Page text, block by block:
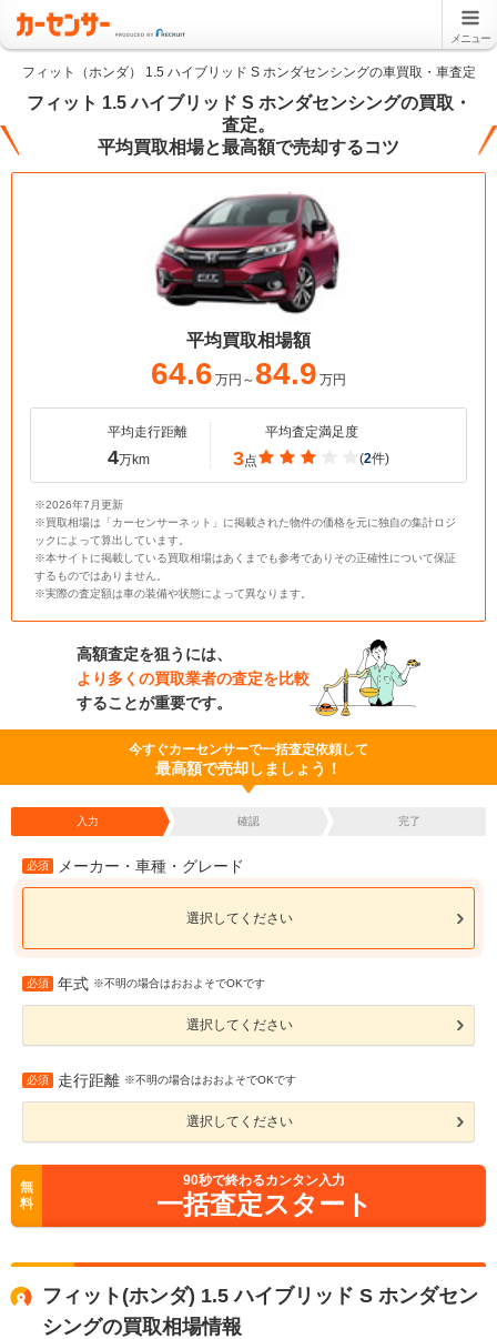
メニュー
フィット（ホンダ） 1.5 ハイブリッド S ホンダセンシングの車買取・車査定
フィット 1.5 ハイブリッド S ホンダセンシングの買取・
査定。
平均買取相場と最高額で売却するコツ
平均買取相場額
64.6 万円～ 84.9 万円
平均走行距離
4万km
平均査定満足度
3点 (2件)
※2026年7月更新
※買取相場は「カーセンサーネット」に掲載された物件の価格を元に独自の集計ロジ
ックによって算出しています。
※本サイトに掲載している買取相場はあくまでも参考でありその正確性について保証
するものではありません。
※実際の査定額は車の装備や状態によって異なります。
高額査定を狙うには、
より多くの買取業者の査定を比較
することが重要です。
今すぐカーセンサーで一括査定依頼して
最高額で売却しましょう！
入力 確認 完了
必須 メーカー・車種・グレード
選択してください
必須 年式 ※不明の場合はおおよそでOKです
選択してください
必須 走行距離 ※不明の場合はおおよそでOKです
選択してください
無
料
90秒で終わるカンタン入力
一括査定スタート
フィット(ホンダ) 1.5 ハイブリッド S ホンダセン
シングの買取相場情報